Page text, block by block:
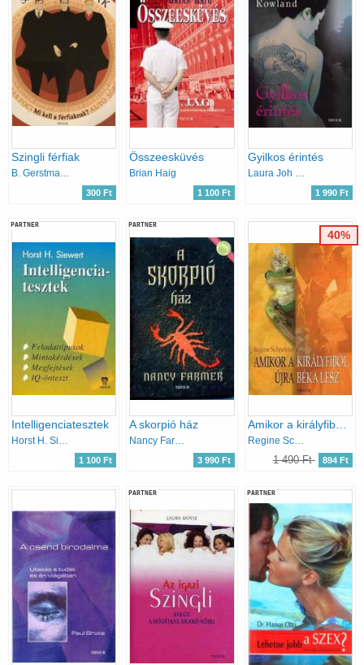
Szingli férfiak
300 Ft
Összeesküvés
Brian Haig
1 100 Ft
Gyilkos érintés
1 990 Ft
PARTNER
Intelligenciatesztek
Horst H. Siewert
1 100 Ft
PARTNER
A skorpió ház
Nancy Farmer
3 990 Ft
Amikor a királyfiból újra béka lesz
Regine Schneider
1 490 Ft 894 Ft
40%
PARTNER PARTNER